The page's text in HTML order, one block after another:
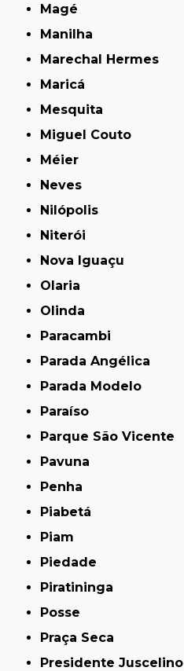
Magé
Manilha
Marechal Hermes
Maricá
Mesquita
Miguel Couto
Méier
Neves
Nilópolis
Niterói
Nova Iguaçu
Olaria
Olinda
Paracambi
Parada Angélica
Parada Modelo
Paraíso
Parque São Vicente
Pavuna
Penha
Piabetá
Piam
Piedade
Piratininga
Posse
Praça Seca
Presidente Juscelino